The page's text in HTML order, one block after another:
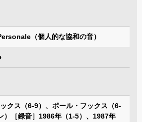
（個人的な協和の音）
ックス（6-9）、ポール・フックス（6-
）［録音］1986年（1-5）、1987年